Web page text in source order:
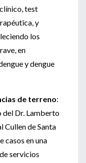
test
y
los
en
y dengue
de terreno:
del Dr. Lamberto
Cullen de Santa
casos en una
servicios